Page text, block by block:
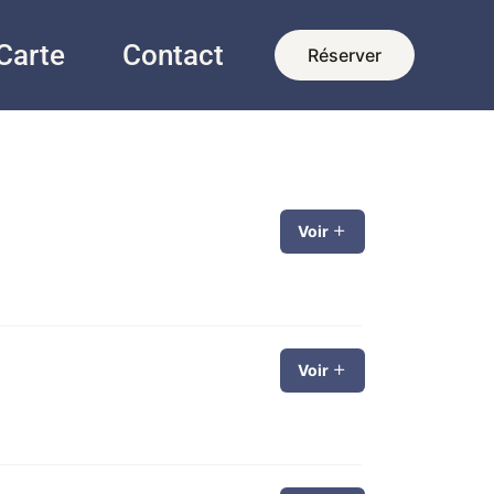
Contact Réserver
Voir
Voir